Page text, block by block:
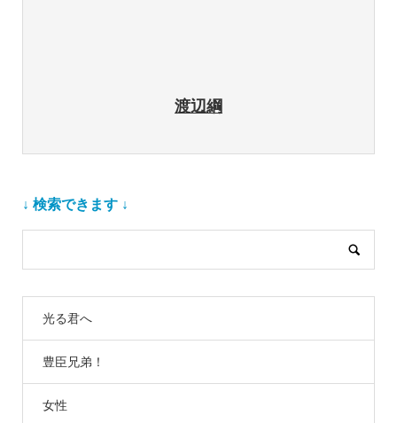
渡辺綱
↓ 検索できます ↓
光る君へ
豊臣兄弟！
女性